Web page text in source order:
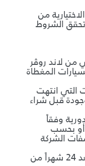
من
تحقق الشروط
من لاند روڤر
المغطاة
التي انتهت
قبل شراء
وفقاً
أو بحسب
الشركة
يمكن الآن شراء الضمان الممتد بعد 24 شهراً من